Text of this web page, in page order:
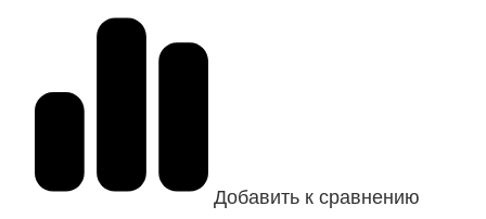
Добавить к сравнению